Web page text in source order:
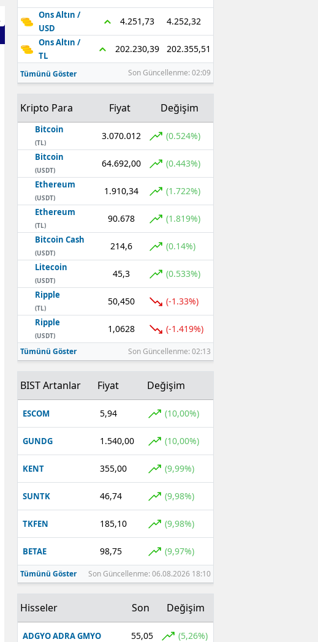
Ons Altın /
USD
4.251,73 4.252,32
Ons Altın /
TL
202.230,39 202.355,51
Tümünü Göster Son Güncellenme: 02:09
Kripto Para Fiyat Değişim
Bitcoin
(TL)
3.070.012 (0.524%)
Bitcoin
(USDT)
64.692,00 (0.443%)
Ethereum
(USDT)
1.910,34 (1.722%)
Ethereum
(TL)
90.678 (1.819%)
Bitcoin Cash
(USDT)
214,6 (0.14%)
Litecoin
(USDT)
45,3 (0.533%)
Ripple
(TL)
50,450 (-1.33%)
Ripple
(USDT)
1,0628 (-1.419%)
Tümünü Göster Son Güncellenme: 02:13
BIST Artanlar Fiyat Değişim
ESCOM 5,94 (10,00%)
GUNDG 1.540,00 (10,00%)
KENT 355,00 (9,99%)
SUNTK 46,74 (9,98%)
TKFEN 185,10 (9,98%)
BETAE 98,75 (9,97%)
Tümünü Göster Son Güncellenme: 06.08.2026 18:10
Hisseler Son Değişim
ADGYO ADRA GMYO 55,05 (5,26%)